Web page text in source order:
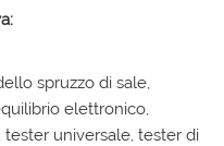
spruzzo di sale,
elettronico,
universale, tester di